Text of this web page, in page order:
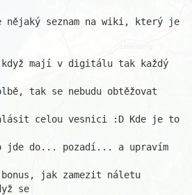
nějaký seznam na wiki, který je
když mají v digitálu tak každý
tak se nebudu obtěžovat
celou vesnici :D Kde je to
jde do... pozadí... a upravím
jak zamezit náletu
se